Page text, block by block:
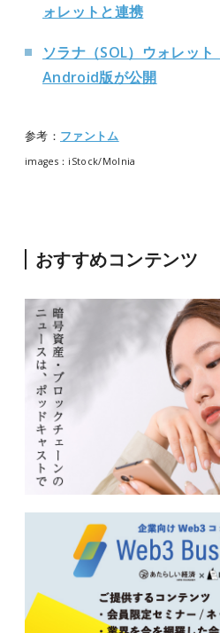
ォレットと連携
ソラナ（SOL）ウォレット
Android版が公開
参考： ファントム
images：iStock/Molnia
おすすめコンテンツ